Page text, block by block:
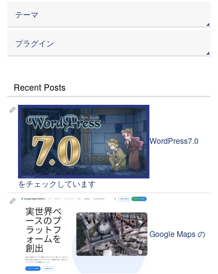
テーマ
プラグイン
Recent Posts
WordPress7.0
をチェックしています
Google Maps の